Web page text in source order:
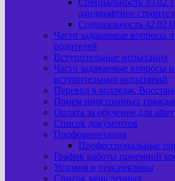
Специальность
ландшафтное
Специальность
Часто задаваемые вопросы
родителей
Вступительные испытания
Часто задаваемые вопросы
вступительных испытаний
Перевод в колледж.
Прием иностранных
Оплата за обучение для
Список документов
Профориентация
Профессиональные
График работы приемной
Условия и перспективы
Список зачисленных